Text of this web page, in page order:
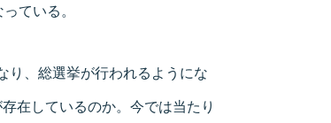
ている。
り、総選挙が行われるようにな
在しているのか。今では当たり